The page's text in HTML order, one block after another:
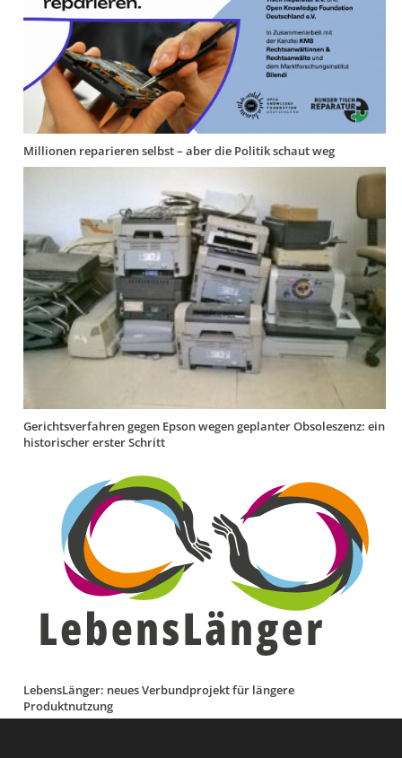
Millionen reparieren selbst – aber die Politik schaut weg
Gerichtsverfahren gegen Epson wegen geplanter Obsoleszenz: ein
historischer erster Schritt
LebensLänger: neues Verbundprojekt für längere
Produktnutzung